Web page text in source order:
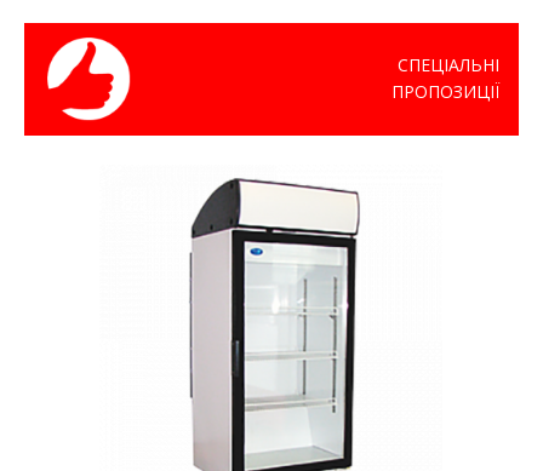
СПЕЦІАЛЬНІ
ПРОПОЗИЦІЇ